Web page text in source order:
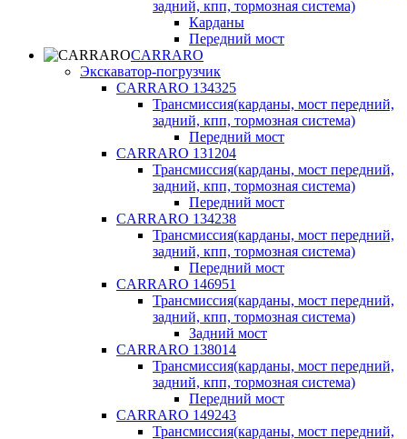
задний, кпп, тормозная система)
Карданы
Передний мост
CARRARO
Экскаватор-погрузчик
CARRARO 134325
Трансмиссия(карданы, мост передний,
задний, кпп, тормозная система)
Передний мост
CARRARO 131204
Трансмиссия(карданы, мост передний,
задний, кпп, тормозная система)
Передний мост
CARRARO 134238
Трансмиссия(карданы, мост передний,
задний, кпп, тормозная система)
Передний мост
CARRARO 146951
Трансмиссия(карданы, мост передний,
задний, кпп, тормозная система)
Задний мост
CARRARO 138014
Трансмиссия(карданы, мост передний,
задний, кпп, тормозная система)
Передний мост
CARRARO 149243
Трансмиссия(карданы, мост передний,